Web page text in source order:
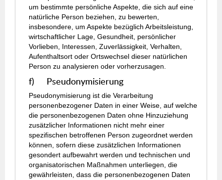
um bestimmte persönliche Aspekte, die sich auf eine
natürliche Person beziehen, zu bewerten,
insbesondere, um Aspekte bezüglich Arbeitsleistung,
wirtschaftlicher Lage, Gesundheit, persönlicher
Vorlieben, Interessen, Zuverlässigkeit, Verhalten,
Aufenthaltsort oder Ortswechsel dieser natürlichen
Person zu analysieren oder vorherzusagen.
f) Pseudonymisierung
Pseudonymisierung ist die Verarbeitung
personenbezogener Daten in einer Weise, auf welche
die personenbezogenen Daten ohne Hinzuziehung
zusätzlicher Informationen nicht mehr einer
spezifischen betroffenen Person zugeordnet werden
können, sofern diese zusätzlichen Informationen
gesondert aufbewahrt werden und technischen und
organisatorischen Maßnahmen unterliegen, die
gewährleisten, dass die personenbezogenen Daten